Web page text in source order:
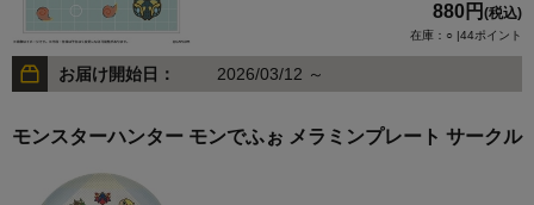
880円 (税込)
在庫：○ |44ポイント
お届け開始日： 2026/03/12 ～
モンスターハンター モンでふぉ メラミンプレート サークル